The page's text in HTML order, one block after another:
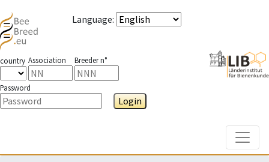
Language:
country Association Breeder n°
Password
Login